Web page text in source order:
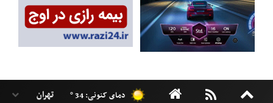
دمای کنونی: 34 °